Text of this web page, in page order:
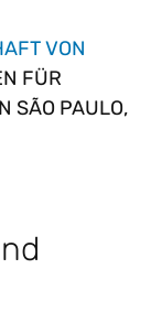
VON
FÜR
SÃO PAULO,